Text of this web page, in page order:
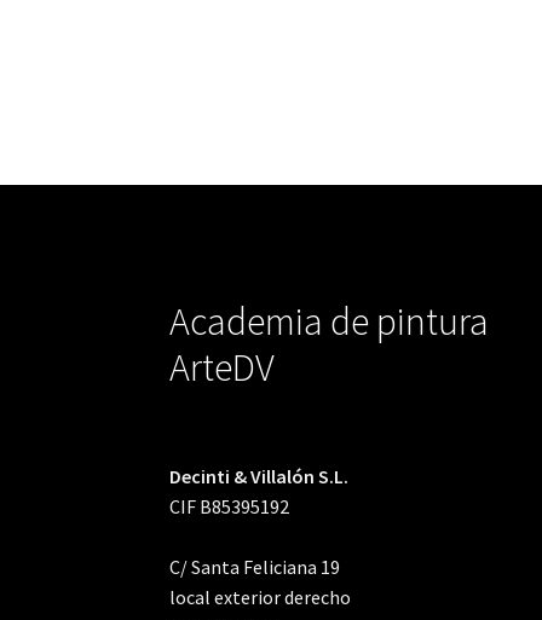
Academia de pintura
ArteDV
Decinti & Villalón S.L.
CIF B85395192
C/ Santa Feliciana 19
local exterior derecho